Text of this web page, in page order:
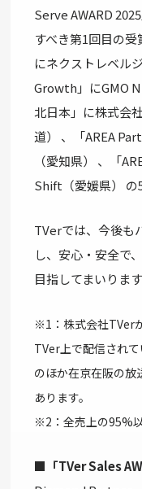
Serve AWARD
すべき第1回目の受
にネクストレベル
Growth」にGMO
北日本」に株式会
道） 、「AREA
（愛知県） 、「
Shift（愛媛県） の
TVerでは、今後も
し、安心・安全で
目指してまいります
※1：株式会社TVer
TVer上で配信され
のほか在京在阪の放
あります。
※2：全売上の95%
■「TVer Sales